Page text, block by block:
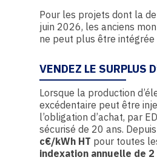
Pour les projets dont la
juin 2026, les anciens
ne peut plus être
VENDEZ LE SURPLUS
Lorsque la production
excédentaire peut être
l’obligation d’achat, par
sécurisé de 20 ans.
c€/kWh HT pour toutes
indexation annuelle de 2